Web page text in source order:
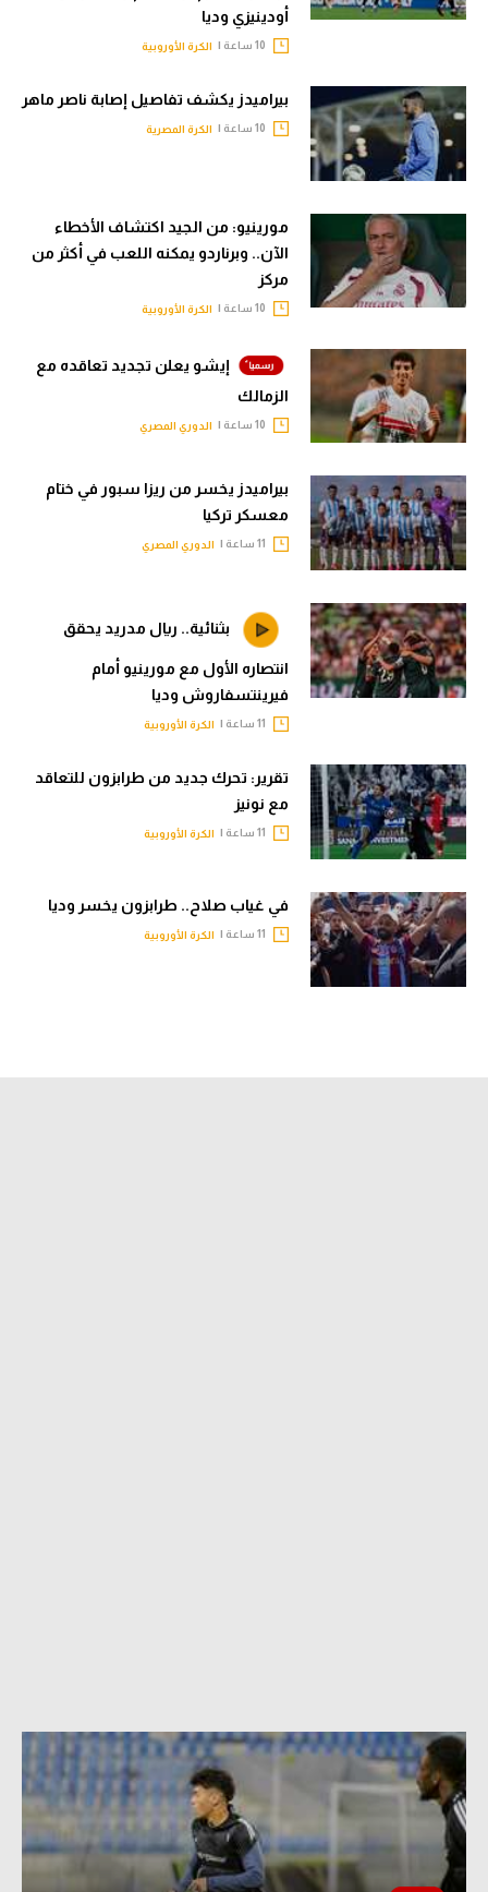
أودينيزي وديا
الكرة الأوروبية
بيراميدز يكشف تفاصيل إصابة ناصر ماهر
الكرة المصرية
مورينيو: من الجيد اكتشاف الأخطاء
الآن.. وبرناردو يمكنه اللعب في أكثر من
مركز
الكرة الأوروبية
إيشو يعلن تجديد تعاقده مع
الزمالك
الدوري المصري
بيراميدز يخسر من ريزا سبور في ختام
معسكر تركيا
الدوري المصري
بثنائية.. ريال مدريد يحقق
انتصاره الأول مع مورينيو أمام
فيرينتسفاروش وديا
الكرة الأوروبية
تقرير: تحرك جديد من طرابزون للتعاقد
مع نونيز
الكرة الأوروبية
في غياب صلاح.. طرابزون يخسر وديا
الكرة الأوروبية